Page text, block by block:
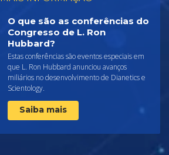
O que são as conferências do
Congresso de L. Ron
Hubbard?
Estas conferências são eventos especiais em
que L. Ron Hubbard anunciou avanços
miliários no desenvolvimento de Dianetics e
Scientology.
Saiba mais